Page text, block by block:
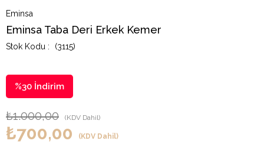
Eminsa
Eminsa Taba Deri Erkek Kemer
(3115)
%30 İndirim
₺1.000,00 (KDV Dahil)
₺700,00 (KDV Dahil)